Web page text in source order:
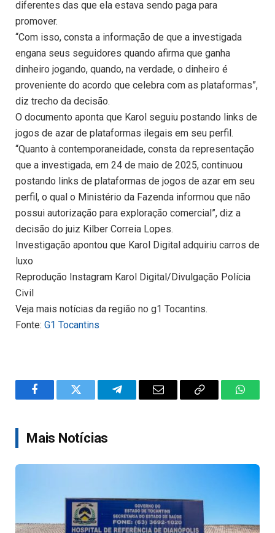
diferentes das que ela estava sendo paga para
promover.
“Com isso, consta a informação de que a investigada
engana seus seguidores quando afirma que ganha
dinheiro jogando, quando, na verdade, o dinheiro é
proveniente do acordo que celebra com as plataformas”,
diz trecho da decisão.
O documento aponta que Karol seguiu postando links de
jogos de azar de plataformas ilegais em seu perfil.
“Quanto à contemporaneidade, consta da representação
que a investigada, em 24 de maio de 2025, continuou
postando links de plataformas de jogos de azar em seu
perfil, o qual o Ministério da Fazenda informou que não
possui autorização para exploração comercial”, diz a
decisão do juiz Kilber Correia Lopes.
Investigação apontou que Karol Digital adquiriu carros de
luxo
Reprodução Instagram Karol Digital/Divulgação Polícia
Civil
Veja mais notícias da região no g1 Tocantins.
Fonte: G1 Tocantins
FacebookTwitter TelegramEmail
Copy
Mais Notícias